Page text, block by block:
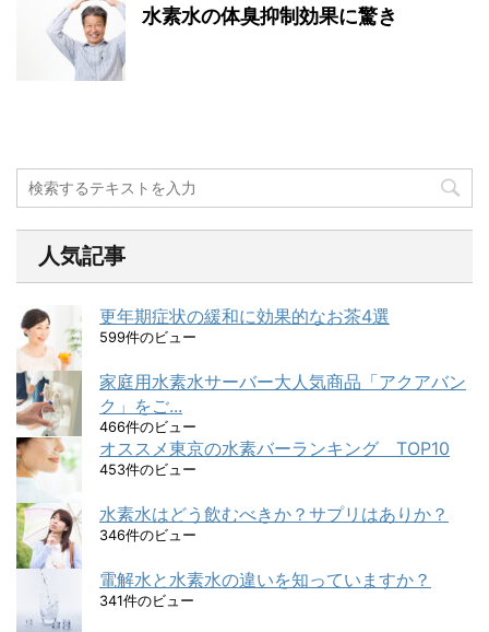
水素水の体臭抑制効果に驚き
人気記事
更年期症状の緩和に効果的なお茶4選
599件のビュー
家庭用水素水サーバー大人気商品「アクアバン
ク」をご...
466件のビュー
オススメ東京の水素バーランキング TOP10
453件のビュー
水素水はどう飲むべきか？サプリはありか？
346件のビュー
電解水と水素水の違いを知っていますか？
341件のビュー